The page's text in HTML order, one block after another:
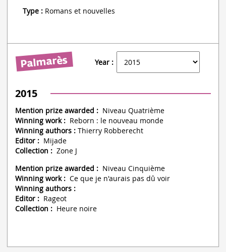
Type : Romans et nouvelles
Year :
2015
Mention prize awarded : Niveau Quatrième
Winning work : Reborn : le nouveau monde
Winning authors : Thierry Robberecht
Editor : Mijade
Collection : Zone J
Mention prize awarded : Niveau Cinquième
Winning work : Ce que je n'aurais pas dû voir
Winning authors :
Editor : Rageot
Collection : Heure noire